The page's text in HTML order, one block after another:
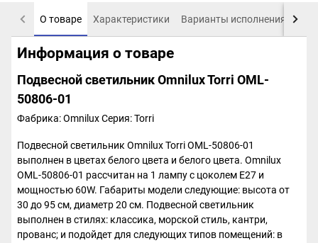
О товаре Характеристики Варианты исполнения
Информация о товаре
Подвесной светильник Omnilux Torri OML-
50806-01
Фабрика: OmniluxСерия: Torri
Подвесной светильник Omnilux Torri OML-50806-01
выполнен в цветах белого цвета и белого цвета. Omnilux
OML-50806-01 рассчитан на 1 лампу с цоколем E27 и
мощностью 60W. Габариты модели следующие: высота от
30 до 95 см, диаметр 20 см. Подвесной светильник
выполнен в стилях: классика, морской стиль, кантри,
прованс; и подойдет для следующих типов помещений: в